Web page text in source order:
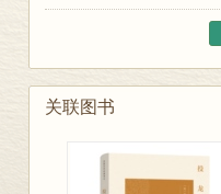
关联图书